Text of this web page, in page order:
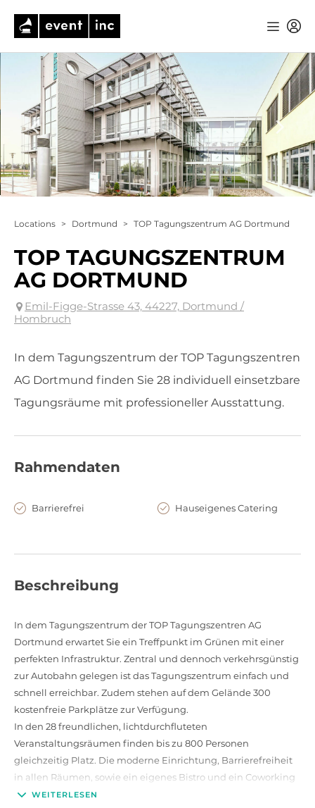
Locations > Dortmund > TOP Tagungszentrum AG Dortmund
TOP TAGUNGSZENTRUM
AG DORTMUND
Emil-Figge-Strasse 43, 44227, Dortmund /
Hombruch
In dem Tagungszentrum der TOP Tagungszentren
AG Dortmund finden Sie 28 individuell einsetzbare
Tagungsräume mit professioneller Ausstattung.
Rahmendaten
Barrierefrei Hauseigenes Catering
Beschreibung
In dem Tagungszentrum der TOP Tagungszentren AG
Dortmund erwartet Sie ein Treffpunkt im Grünen mit einer
perfekten Infrastruktur. Zentral und dennoch verkehrsgünstig
zur Autobahn gelegen ist das Tagungszentrum einfach und
schnell erreichbar. Zudem stehen auf dem Gelände 300
kostenfreie Parkplätze zur Verfügung.
In den 28 freundlichen, lichtdurchfluteten
Veranstaltungsräumen finden bis zu 800 Personen
gleichzeitig Platz. Die moderne Einrichtung, Barrierefreiheit
in allen Räumen, sowie ein eigenes Bistro und ein Coworking
Space lassen keine Wünsche offen. Die Bestuhlungsform in
WEITERLESEN